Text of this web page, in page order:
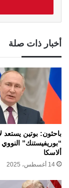
أخبار ذات صلة
باحثون: بوتين يستعد
“بوريفيستنك”
ألاسكا
14 أغسطس، 2025